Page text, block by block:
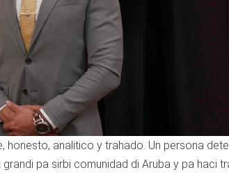
honesto, analitico y trahado. Un persona
pa sirbi comunidad di Aruba y pa haci